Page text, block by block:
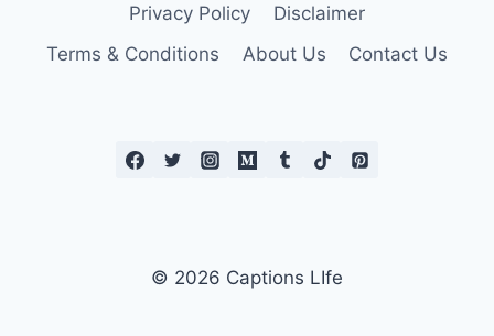
Privacy Policy
Disclaimer
Terms & Conditions
About Us Contact Us
© 2026 Captions LIfe